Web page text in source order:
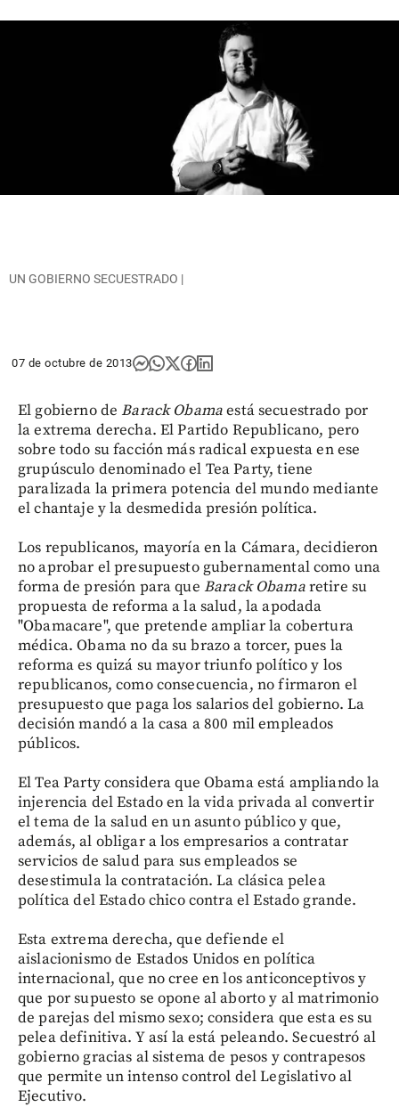
UN GOBIERNO SECUESTRADO |
07 de octubre de 2013
El gobierno deBarack Obamaestá secuestrado por
la extrema derecha. El Partido Republicano, pero
sobre todo su facción más radical expuesta en ese
grupúsculo denominado el Tea Party, tiene
paralizada la primera potencia del mundo mediante
el chantaje y la desmedida presión política.
Los republicanos, mayoría en la Cámara, decidieron
no aprobar el presupuesto gubernamental como una
forma de presión para que Barack Obamaretire su
propuesta de reforma a la salud, la apodada
"Obamacare", que pretende ampliar la cobertura
médica. Obama no da su brazo a torcer, pues la
reforma es quizá su mayor triunfo político y los
republicanos, como consecuencia, no firmaron el
presupuesto que paga los salarios del gobierno. La
decisión mandó a la casa a 800 mil empleados
públicos.
El Tea Party considera que Obama está ampliando la
injerencia del Estado en la vida privada al convertir
el tema de la salud en un asunto público y que,
además, al obligar a los empresarios a contratar
servicios de salud para sus empleados se
desestimula la contratación. La clásica pelea
política del Estado chico contra el Estado grande.
Esta extrema derecha, que defiende el
aislacionismo de Estados Unidos en política
internacional, que no cree en los anticonceptivos y
que por supuesto se opone al aborto y al matrimonio
de parejas del mismo sexo; considera que esta es su
pelea definitiva. Y así la está peleando. Secuestró al
gobierno gracias al sistema de pesos y contrapesos
que permite un intenso control del Legislativo al
Ejecutivo.